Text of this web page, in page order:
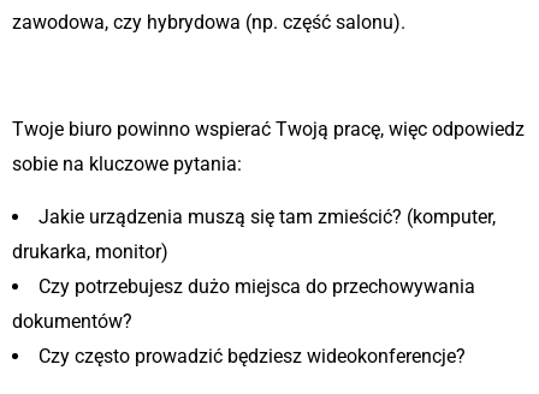
zawodowa, czy hybrydowa (np. część salonu).
Twoje biuro powinno wspierać Twoją pracę, więc odpowiedz
sobie na kluczowe pytania:
Jakie urządzenia muszą się tam zmieścić? (komputer,
drukarka, monitor)
Czy potrzebujesz dużo miejsca do przechowywania
dokumentów?
Czy często prowadzić będziesz wideokonferencje?